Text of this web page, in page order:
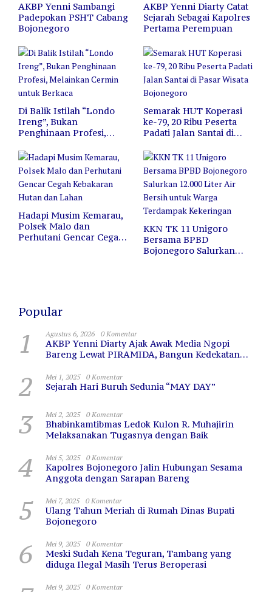
AKBP Yenni Sambangi
Padepokan PSHT Cabang
Bojonegoro
AKBP Yenni Diarty Catat
Sejarah Sebagai Kapolres
Pertama Perempuan
Di Balik Istilah “Londo
Ireng”, Bukan
Penghinaan Profesi,
Berkaca
Semarak HUT Koperasi
ke-79, 20 Ribu Peserta
Padati Jalan Santai di
Hadapi Musim Kemarau,
Polsek Malo dan
Perhutani Gencar Cegah
KKN TK 11 Unigoro
Bersama BPBD
Bojonegoro Salurkan
Popular
1 Agustus 6, 2026 0 Komentar
AKBP Yenni Diarty Ajak Awak Media Ngopi
Bareng Lewat PIRAMIDA, Bangun Kedekatan
2 Mei 1, 2025 0 Komentar
Sejarah Hari Buruh Sedunia “MAY DAY”
3 Mei 2, 2025 0 Komentar
Bhabinkamtibmas Ledok Kulon R. Muhajirin
Melaksanakan Tugasnya dengan Baik
4 Mei 5, 2025 0 Komentar
Kapolres Bojonegoro Jalin Hubungan Sesama
Anggota dengan Sarapan Bareng
5 Mei 7, 2025 0 Komentar
Ulang Tahun Meriah di Rumah Dinas Bupati
Bojonegoro
6 Mei 9, 2025 0 Komentar
Meski Sudah Kena Teguran, Tambang yang
diduga Ilegal Masih Terus Beroperasi
Mei 9, 2025 0 Komentar